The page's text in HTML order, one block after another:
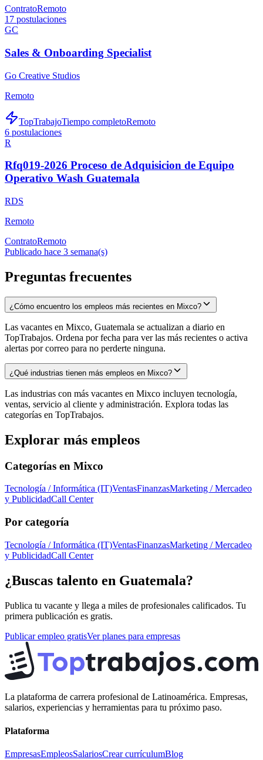
ContratoRemoto
17 postulaciones
GC
Sales & Onboarding Specialist
Go Creative Studios
Remoto
TopTrabajoTiempo completoRemoto
6 postulaciones
R
Rfq019-2026 Proceso de Adquisicion de Equipo
Operativo Wash Guatemala
RDS
Remoto
ContratoRemoto
Publicado hace 3 semana(s)
Preguntas frecuentes
¿Cómo encuentro los empleos más recientes en Mixco?
Las vacantes en Mixco, Guatemala se actualizan a diario en
TopTrabajos. Ordena por fecha para ver las más recientes o activa
alertas por correo para no perderte ninguna.
¿Qué industrias tienen más empleos en Mixco?
Las industrias con más vacantes en Mixco incluyen tecnología,
ventas, servicio al cliente y administración. Explora todas las
categorías en TopTrabajos.
Explorar más empleos
Categorías en Mixco
Tecnología / Informática (IT)VentasFinanzasMarketing / Mercadeo
y PublicidadCall Center
Por categoría
Tecnología / Informática (IT)VentasFinanzasMarketing / Mercadeo
y PublicidadCall Center
¿Buscas talento en Guatemala?
Publica tu vacante y llega a miles de profesionales calificados. Tu
primera publicación es gratis.
Publicar empleo gratisVer planes para empresas
La plataforma de carrera profesional de Latinoamérica. Empresas,
salarios, experiencias y herramientas para tu próximo paso.
Plataforma
EmpresasEmpleosSalariosCrear currículumBlog